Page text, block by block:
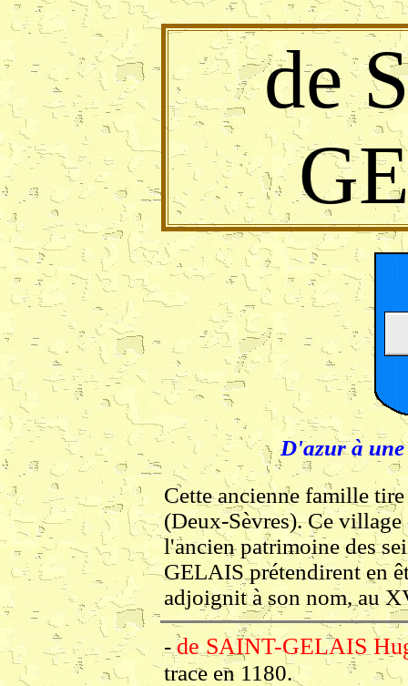
de
D'azur à
Cette ancienne famille
(Deux-Sèvres). Ce
l'ancien patrimoine des
GELAIS prétendirent en
adjoignit à son nom, au
-de SAINT-GELAIS
trace en 1180.